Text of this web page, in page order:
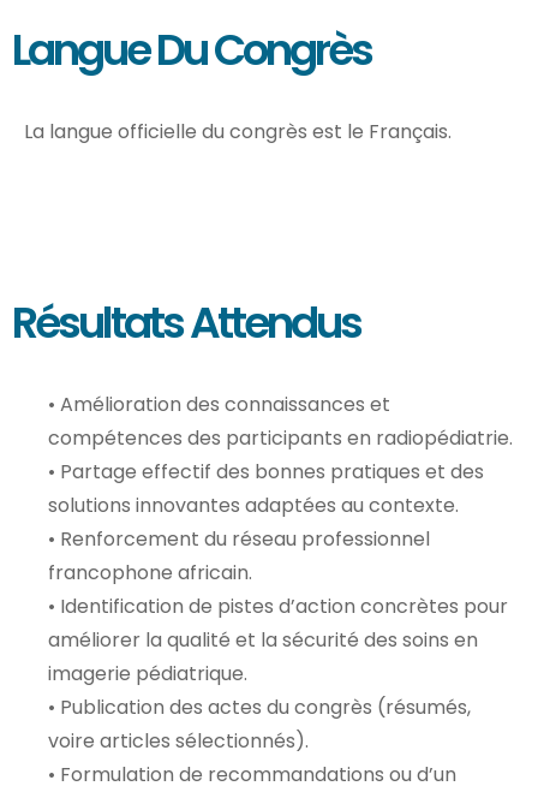
Langue Du Congrès
La langue officielle du congrès est le Français.
Résultats Attendus
• Amélioration des connaissances et
compétences des participants en radiopédiatrie.
• Partage effectif des bonnes pratiques et des
solutions innovantes adaptées au contexte.
• Renforcement du réseau professionnel
francophone africain.
• Identification de pistes d’action concrètes pour
améliorer la qualité et la sécurité des soins en
imagerie pédiatrique.
• Publication des actes du congrès (résumés,
voire articles sélectionnés).
• Formulation de recommandations ou d’un